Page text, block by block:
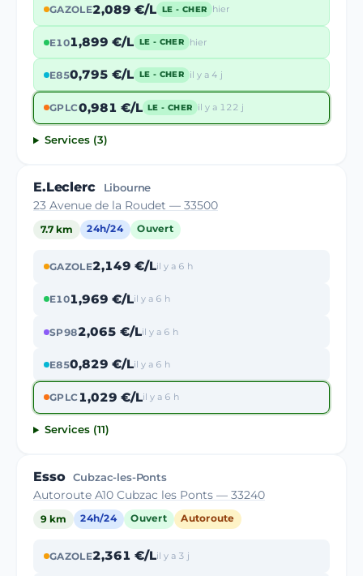
GAZOLE2,089 €/L LE - CHER hier
E101,899 €/L LE - CHER hier
E850,795 €/L LE - CHER il y a 4 j
GPLC0,981 €/L LE - CHER il y a 122 j
Services (3)
E.Leclerc Libourne
23 Avenue de la Roudet — 33500
7.7 km 24h/24 Ouvert
GAZOLE2,149 €/Lil y a 6 h
E101,969 €/Lil y a 6 h
SP982,065 €/Lil y a 6 h
E850,829 €/Lil y a 6 h
GPLC1,029 €/Lil y a 6 h
Services (11)
Esso Cubzac-les-Ponts
Autoroute A10 Cubzac les Ponts — 33240
9 km 24h/24 Ouvert Autoroute
GAZOLE2,361 €/Lil y a 3 j